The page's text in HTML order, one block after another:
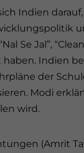
Indien
Se Jal”,
Indien
der
Modi
wird.
(Amrit